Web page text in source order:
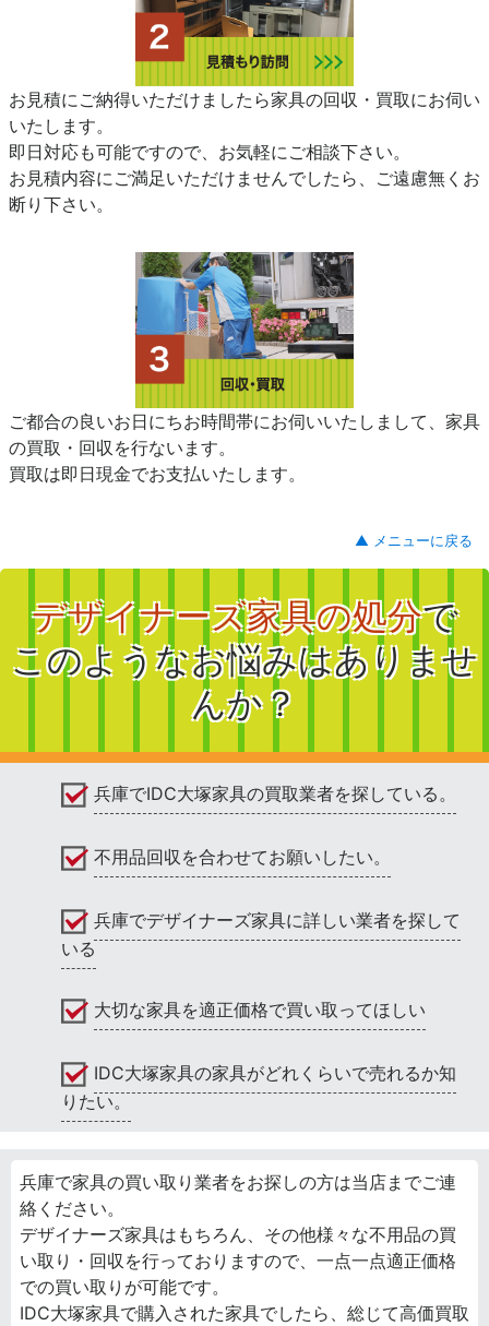
お見積にご納得いただけましたら家具の回収・買取にお伺い
いたします。
即日対応も可能ですので、お気軽にご相談下さい。
お見積内容にご満足いただけませんでしたら、ご遠慮無くお
断り下さい。
ご都合の良いお日にちお時間帯にお伺いいたしまして、家具
の買取・回収を行ないます。
買取は即日現金でお支払いたします。
▲ メニューに戻る
デザイナーズ家具の処分で
このようなお悩みはありませ
んか？
兵庫でIDC大塚家具の買取業者を探している。
不用品回収を合わせてお願いしたい。
兵庫でデザイナーズ家具に詳しい業者を探して
いる
大切な家具を適正価格で買い取ってほしい
IDC大塚家具の家具がどれくらいで売れるか知
りたい。
兵庫で家具の買い取り業者をお探しの方は当店までご連
絡ください。
デザイナーズ家具はもちろん、その他様々な不用品の買
い取り・回収を行っておりますので、一点一点適正価格
での買い取りが可能です。
IDC大塚家具で購入された家具でしたら、総じて高価買取